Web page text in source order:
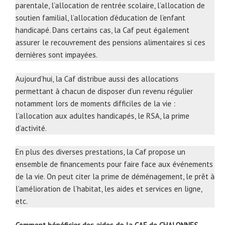
parentale, l’allocation de rentrée scolaire, l’allocation de
soutien familial, l’allocation d’éducation de l’enfant
handicapé. Dans certains cas, la Caf peut également
assurer le recouvrement des pensions alimentaires si ces
dernières sont impayées.
Aujourd’hui, la Caf distribue aussi des allocations
permettant à chacun de disposer d’un revenu régulier
notamment lors de moments difficiles de la vie :
l’allocation aux adultes handicapés, le RSA, la prime
d’activité.
En plus des diverses prestations, la Caf propose un
ensemble de financements pour faire face aux événements
de la vie. On peut citer la prime de déménagement, le prêt à
l’amélioration de l’habitat, les aides et services en ligne,
etc.